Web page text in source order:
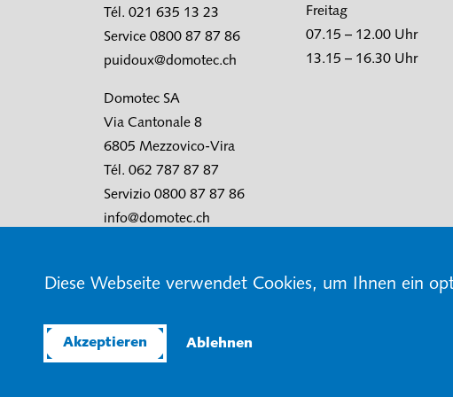
Diese Webseite verwendet Cookies, um Ihnen ein
Akzeptieren Ablehnen
Tél. 021 635 13 23
Service 0800 87 87 86
puidoux@domotec.ch
Domotec SA
Via Cantonale 8
6805 Mezzovico-Vira
Tél. 062 787 87 87
Servizio 0800 87 87 86
info@domotec.ch
Freitag
07.15 – 12.00 Uhr
13.15 – 16.30 Uhr